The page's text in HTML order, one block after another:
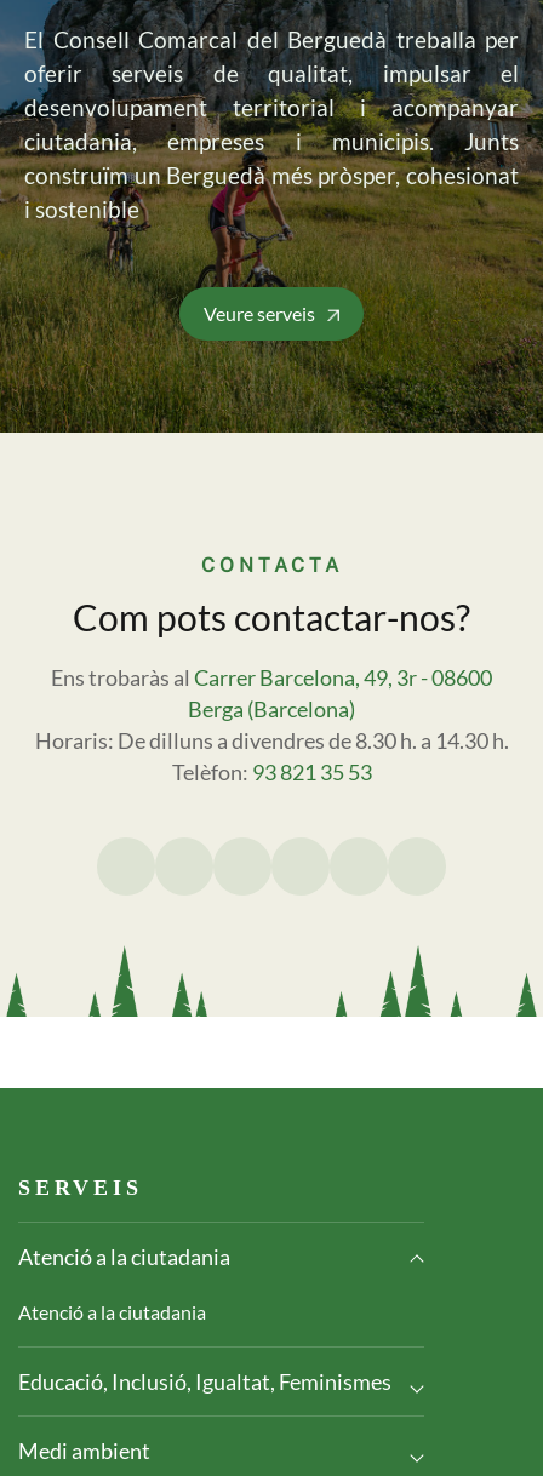
El Consell Comarcal del Berguedà treballa per
oferir serveis de qualitat, impulsar el
desenvolupament territorial i acompanyar
ciutadania, empreses i municipis. Junts
construïm un Berguedà més pròsper, cohesionat
i sostenible
Veure serveis
CONTACTA
Com pots contactar-nos?
Ens trobaràs al Carrer Barcelona, 49, 3r - 08600
Berga (Barcelona)
Horaris: De dilluns a divendres de 8.30 h. a 14.30 h.
Telèfon: 93 821 35 53
Footer serveis
SERVEIS
Atenció a la ciutadania
Atenció a la ciutadania
Educació, Inclusió, Igualtat, Feminismes
Medi ambient